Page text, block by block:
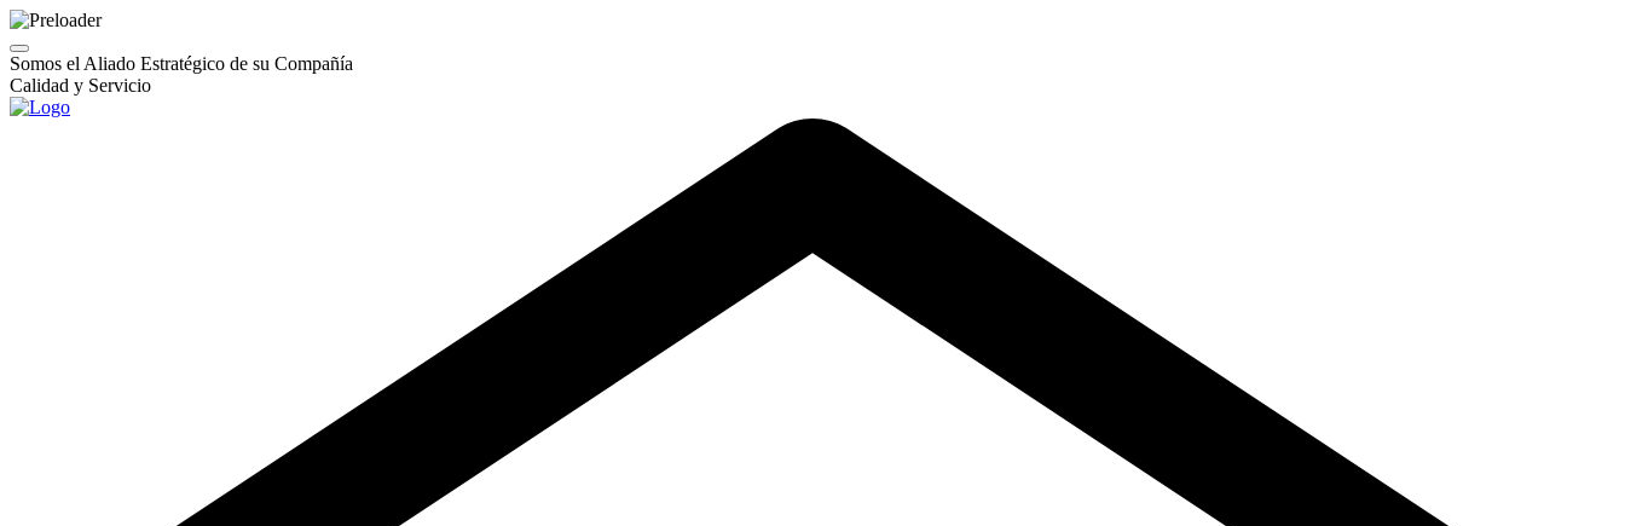
Somos el Aliado Estratégico de su Compañía
Calidad y Servicio